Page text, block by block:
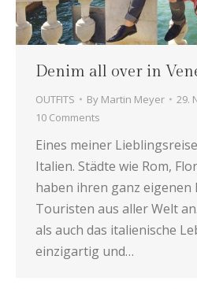
Denim all over in
OUTFITS By Martin Meyer
29.
10 Comments
Eines meiner
Italien. Städte wie Rom,
haben ihren ganz eigenen
Touristen aus aller Welt
als auch das italienische
einzigartig und…